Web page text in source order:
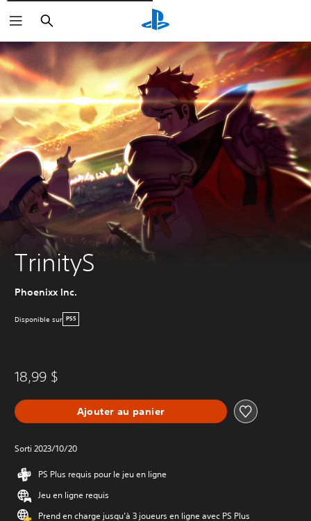
Rechercher
TrinityS
Phoenixx Inc.
Disponible sur PS5
18,99 $
Ajouter au panier
Sorti 2023/10/20
PS Plus requis pour le jeu en ligne
Jeu en ligne requis
Prend en charge jusqu’à 3 joueurs en ligne avec PS Plus